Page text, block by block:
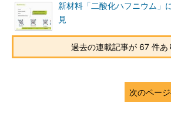
新材料「二酸化ハフニウム」
見
過去の連載記事が 67 件あ
次のペー